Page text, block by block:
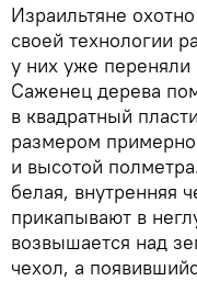
Израильтяне
своей технологии
у них уже переняли
Саженец дерева
в квадратный
размером примерно
и высотой
белая, внутренняя
прикапывают в
возвышается над
чехол, а